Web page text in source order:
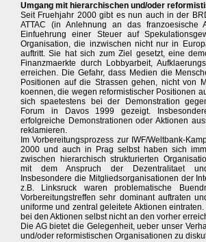
Umgang mit hierarchischen und/oder
Seit Fruehjahr 2000 gibt es nun auch in der
ATTAC (in Anlehnung an das franzoesische
Einfuehrung einer Steuer auf
Organisation, die inzwischen nicht nur in
auftritt. Sie hat sich zum Ziel gesetzt, eine
Finanzmaerkte durch Lobbyarbeit,
erreichen. Die Gefahr, dass Medien die
Positionen auf die Strassen gehen, nicht von
koennen, die wegen reformistischer Positionen
sich spaetestens bei der Demonstration
Forum in Davos 1999 gezeigt.
erfolgreiche Demonstrationen oder Aktionen
reklamieren.
Im Vorbereitungsprozess zur IWF/Weltbank-
2000 und auch in Prag selbst haben sich
zwischen hierarchisch strukturierten
mit dem Anspruch der Dezentralitaet
Insbesondere die Mitgliedsorganisationen der
z.B. Linksruck waren problematische
Vorbereitungstreffen sehr dominant auftraten
uniforme und zentral geleitete Aktionen
bei den Aktionen selbst nicht an den vorher
Die AG bietet die Gelegenheit, ueber unser
und/oder reformistischen Organisationen zu